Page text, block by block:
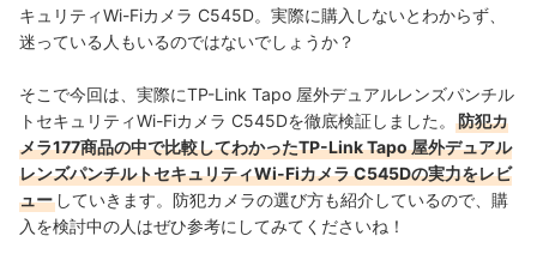
キュリティWi-Fiカメラ C545D。実際に購入しないとわからず、
迷っている人もいるのではないでしょうか？
そこで今回は、実際にTP-Link Tapo 屋外デュアルレンズパンチル
トセキュリティWi-Fiカメラ C545Dを徹底検証しました。
防犯カ
メラ177商品の中で比較してわかったTP-Link Tapo 屋外デュアル
レンズパンチルトセキュリティWi-Fiカメラ C545Dの実力をレビ
ュー していきます。防犯カメラの選び方も紹介しているので、購
入を検討中の人はぜひ参考にしてみてくださいね！